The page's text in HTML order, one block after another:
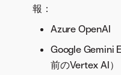
報：
Azure OpenAI
Google Gemini
前のVertex AI）